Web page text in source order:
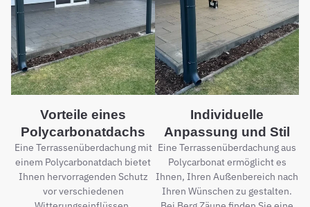
Vorteile eines
Polycarbonatdachs
Eine Terrassenüberdachung mit
einem Polycarbonatdach bietet
Ihnen hervorragenden Schutz
vor verschiedenen
Individuelle
Anpassung und Stil
Eine Terrassenüberdachung aus
Polycarbonat ermöglicht es
Ihnen, Ihren Außenbereich nach
Ihren Wünschen zu gestalten.